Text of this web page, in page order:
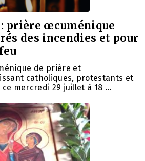
prière œcuménique
des incendies et pour
de prière et
catholiques, protestants et
mercredi 29 juillet à 18 …